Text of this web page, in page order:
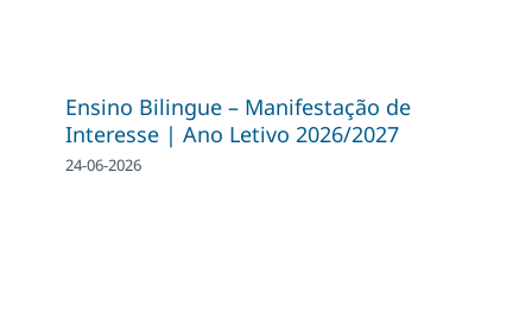
Ensino Bilingue – Manifestação de
Interesse | Ano Letivo 2026/2027
24-06-2026